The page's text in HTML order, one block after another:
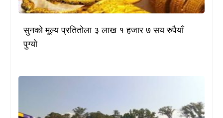
सुनको मूल्य प्रतितोला ३ लाख १ हजार ७ सय रुपैयाँ
पुग्यो